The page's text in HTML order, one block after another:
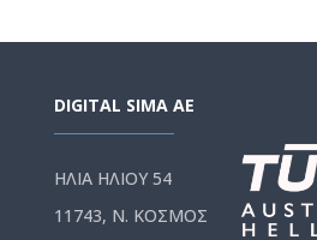
DIGITAL SIMA AE
ΗΛΙΑ ΗΛΙΟΥ 54
11743, Ν. ΚΟΣΜΟΣ